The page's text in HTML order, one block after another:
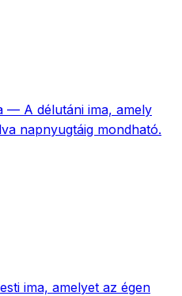
— A délutáni ima, amely
napnyugtáig mondható.
ima, amelyet az égen